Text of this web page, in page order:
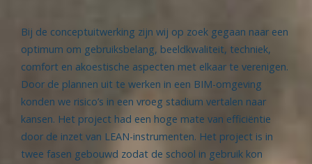
Bij de conceptuitwerking zijn wij op zoek gegaan naar een
optimum om gebruiksbelang, beeldkwaliteit, techniek,
comfort en akoestische aspecten met elkaar te verenigen.
Door de plannen uit te werken in een BIM-omgeving
konden we risico’s in een vroeg stadium vertalen naar
kansen. Het project had een hoge mate van efficiëntie
door de inzet van LEAN-instrumenten. Het project is in
twee fasen gebouwd zodat de school in gebruik kon